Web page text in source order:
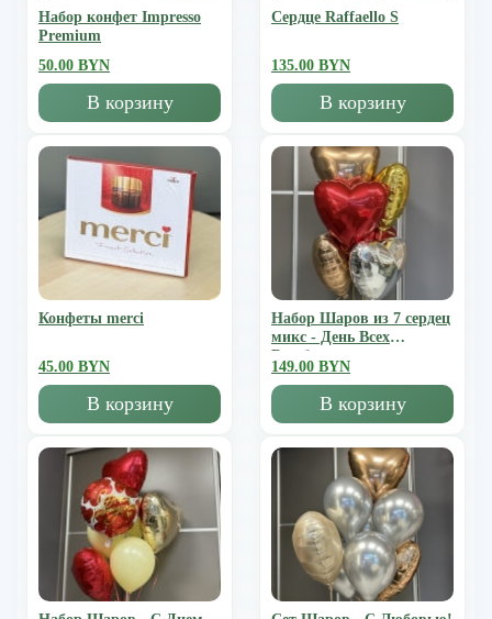
Набор конфет Impresso
Premium
50.00 BYN
В корзину
Сердце Raffaello S
135.00 BYN
В корзину
Конфеты merci
45.00 BYN
В корзину
Набор Шаров из 7 сердец
микс - День Всех
Влюбленных
149.00 BYN
В корзину